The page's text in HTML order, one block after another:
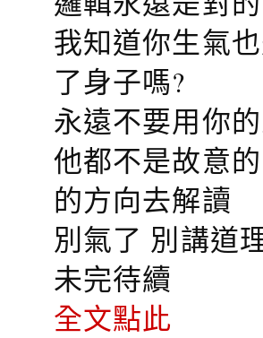
我知道你生氣
了身子嗎?
永遠不要用你
他都不是故意
的方向去解讀
別氣了 別講道
未完待續
全文點此